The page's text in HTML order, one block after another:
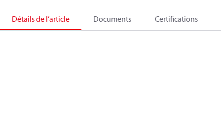
Détails de l’article Documents Certifications